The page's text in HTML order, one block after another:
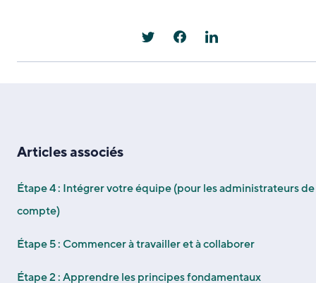
Articles associés
Étape 4 : Intégrer votre équipe (pour les administrateurs de
compte)
Étape 5 : Commencer à travailler et à collaborer
Étape 2 : Apprendre les principes fondamentaux